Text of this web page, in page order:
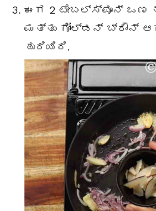
ಈಗ 2 ಟೇಬಲ್ಸ್ಪೂನ್ ಒಣ
ಮತ್ತು ಗೋಲ್ಡನ್ ಬ್ರೌನ್
ಹುರಿಯಿರಿ.